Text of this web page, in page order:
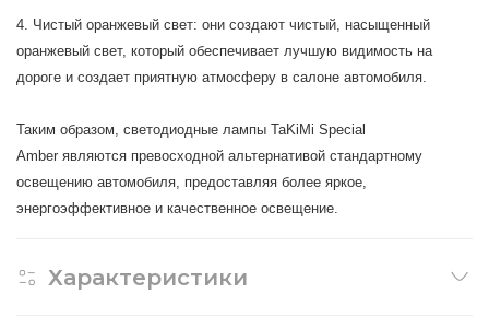
4. Чистый оранжевый свет: они создают чистый, насыщенный
оранжевый свет, который обеспечивает лучшую видимость на
дороге и создает приятную атмосферу в салоне автомобиля.
Таким образом, светодиодные лампы TaKiMi Special
Amber являются превосходной альтернативой стандартному
освещению автомобиля, предоставляя более яркое,
энергоэффективное и качественное освещение.
Характеристики